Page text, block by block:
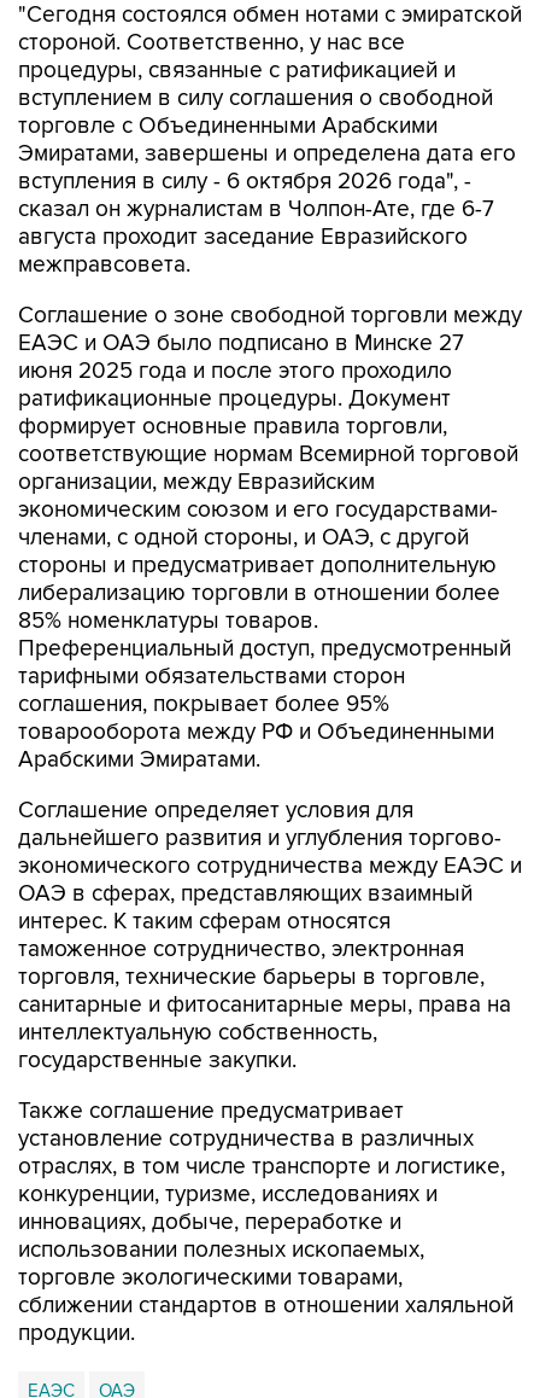
"Сегодня состоялся обмен нотами с эмиратской
стороной. Соответственно, у нас все
процедуры, связанные с ратификацией и
вступлением в силу соглашения о свободной
торговле с Объединенными Арабскими
Эмиратами, завершены и определена дата его
вступления в силу - 6 октября 2026 года", -
сказал он журналистам в Чолпон-Ате, где 6-7
августа проходит заседание Евразийского
межправсовета.
Соглашение о зоне свободной торговли между
ЕАЭС и ОАЭ было подписано в Минске 27
июня 2025 года и после этого проходило
ратификационные процедуры. Документ
формирует основные правила торговли,
соответствующие нормам Всемирной торговой
организации, между Евразийским
экономическим союзом и его государствами-
членами, с одной стороны, и ОАЭ, с другой
стороны и предусматривает дополнительную
либерализацию торговли в отношении более
85% номенклатуры товаров.
Преференциальный доступ, предусмотренный
тарифными обязательствами сторон
соглашения, покрывает более 95%
товарооборота между РФ и Объединенными
Арабскими Эмиратами.
Соглашение определяет условия для
дальнейшего развития и углубления торгово-
экономического сотрудничества между ЕАЭС и
ОАЭ в сферах, представляющих взаимный
интерес. К таким сферам относятся
таможенное сотрудничество, электронная
торговля, технические барьеры в торговле,
санитарные и фитосанитарные меры, права на
интеллектуальную собственность,
государственные закупки.
Также соглашение предусматривает
установление сотрудничества в различных
отраслях, в том числе транспорте и логистике,
конкуренции, туризме, исследованиях и
инновациях, добыче, переработке и
использовании полезных ископаемых,
торговле экологическими товарами,
сближении стандартов в отношении халяльной
продукции.
ЕАЭС ОАЭ